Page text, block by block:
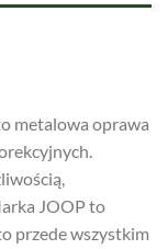
metalowa oprawa
JOOP to
przede wszystkim